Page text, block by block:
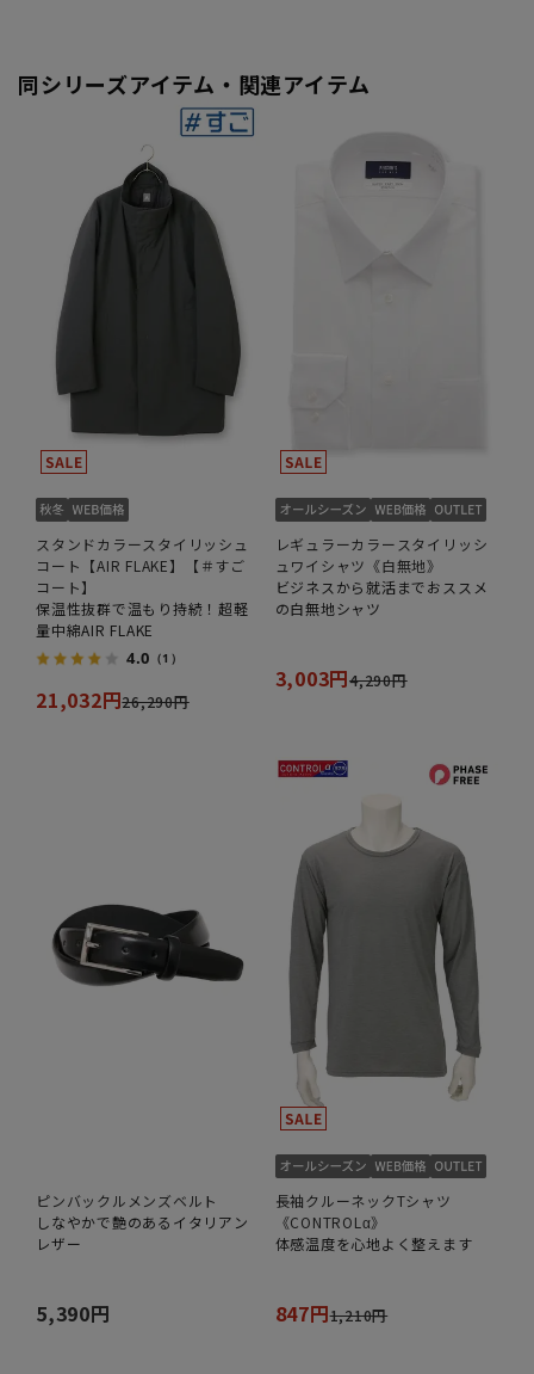
同シリーズアイテム・関連アイテム
スタンドカラースタイリッシュ
コート【AIR FLAKE】【＃すご
コート】
保温性抜群で温もり持続！超軽
量中綿AIR FLAKE
4.0 （1）
21,032円26,290円
レギュラーカラースタイリッシ
ュワイシャツ《白無地》
ビジネスから就活までおススメ
の白無地シャツ
3,003円4,290円
ピンバックルメンズベルト
しなやかで艶のあるイタリアン
レザー
5,390円
長袖クルーネックTシャツ
《CONTROLα》
体感温度を心地よく整えます
847円1,210円